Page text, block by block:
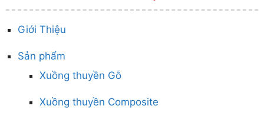
Giới Thiệu
Sản phẩm
Xuồng thuyền Gỗ
Xuồng thuyền Composite